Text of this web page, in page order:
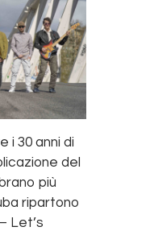
i 30 anni di
del
più
ripartono
Let’s